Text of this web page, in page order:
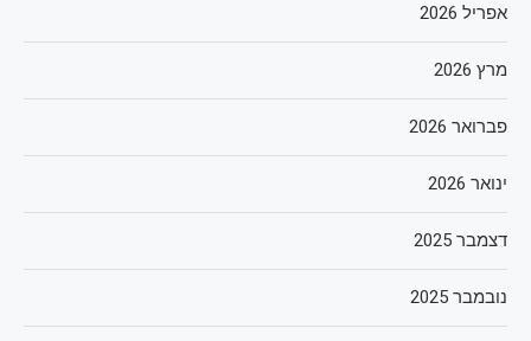
אפריל 2026
מרץ 2026
פברואר 2026
ינואר 2026
דצמבר 2025
נובמבר 2025